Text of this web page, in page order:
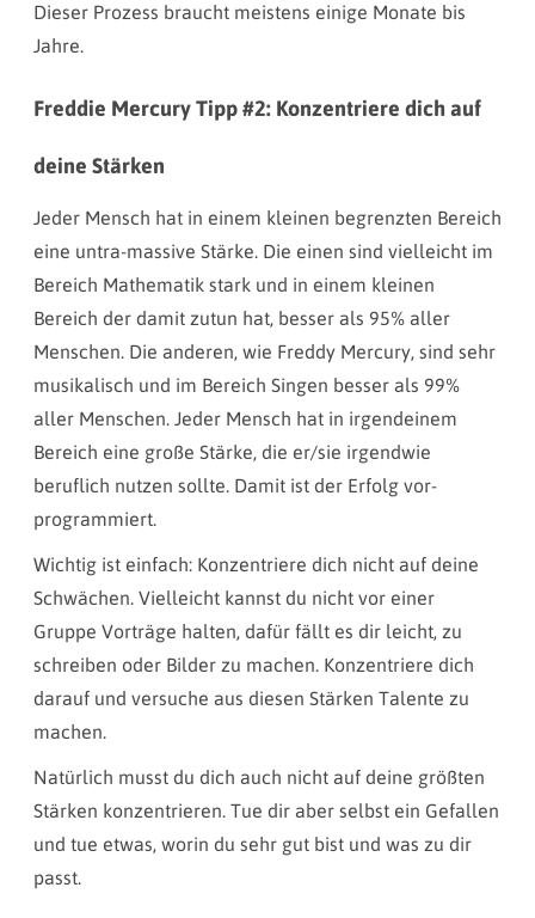
Dieser Prozess braucht meistens einige Monate bis
Jahre.
Freddie Mercury Tipp #2: Konzentriere dich auf
deine Stärken
Jeder Mensch hat in einem kleinen begrenzten Bereich
eine untra-massive Stärke. Die einen sind vielleicht im
Bereich Mathematik stark und in einem kleinen
Bereich der damit zutun hat, besser als 95% aller
Menschen. Die anderen, wie Freddy Mercury, sind sehr
musikalisch und im Bereich Singen besser als 99%
aller Menschen. Jeder Mensch hat in irgendeinem
Bereich eine große Stärke, die er/sie irgendwie
beruflich nutzen sollte. Damit ist der Erfolg vor-
programmiert.
Wichtig ist einfach: Konzentriere dich nicht auf deine
Schwächen. Vielleicht kannst du nicht vor einer
Gruppe Vorträge halten, dafür fällt es dir leicht, zu
schreiben oder Bilder zu machen. Konzentriere dich
darauf und versuche aus diesen Stärken Talente zu
machen.
Natürlich musst du dich auch nicht auf deine größten
Stärken konzentrieren. Tue dir aber selbst ein Gefallen
und tue etwas, worin du sehr gut bist und was zu dir
passt.